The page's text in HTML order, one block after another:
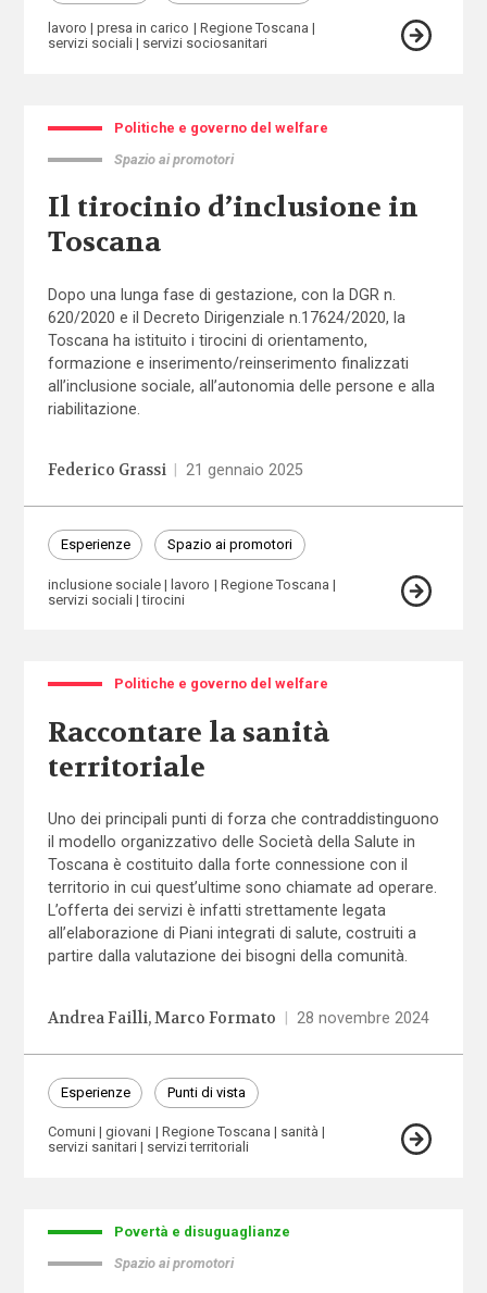
lavoro presa in carico
Regione Toscana
servizi sociali
servizi sociosanitari
Politiche e governo del welfare
Spazio ai promotori
Il tirocinio d’inclusione in
Toscana
Dopo una lunga fase di gestazione, con la DGR n.
620/2020 e il Decreto Dirigenziale n.17624/2020, la
Toscana ha istituito i tirocini di orientamento,
formazione e inserimento/reinserimento finalizzati
all’inclusione sociale, all’autonomia delle persone e alla
riabilitazione.
Federico Grassi 21 gennaio 2025
Esperienze Spazio ai promotori
inclusione sociale lavoro
Regione Toscana
servizi sociali
tirocini
Politiche e governo del welfare
Raccontare la sanità
territoriale
Uno dei principali punti di forza che contraddistinguono
il modello organizzativo delle Società della Salute in
Toscana è costituito dalla forte connessione con il
territorio in cui quest’ultime sono chiamate ad operare.
L’offerta dei servizi è infatti strettamente legata
all’elaborazione di Piani integrati di salute, costruiti a
partire dalla valutazione dei bisogni della comunità.
Andrea Failli Marco Formato 28 novembre 2024
Esperienze Punti di vista
Comuni giovani Regione Toscana
sanità
servizi sanitari
servizi territoriali
Povertà e disuguaglianze
Spazio ai promotori